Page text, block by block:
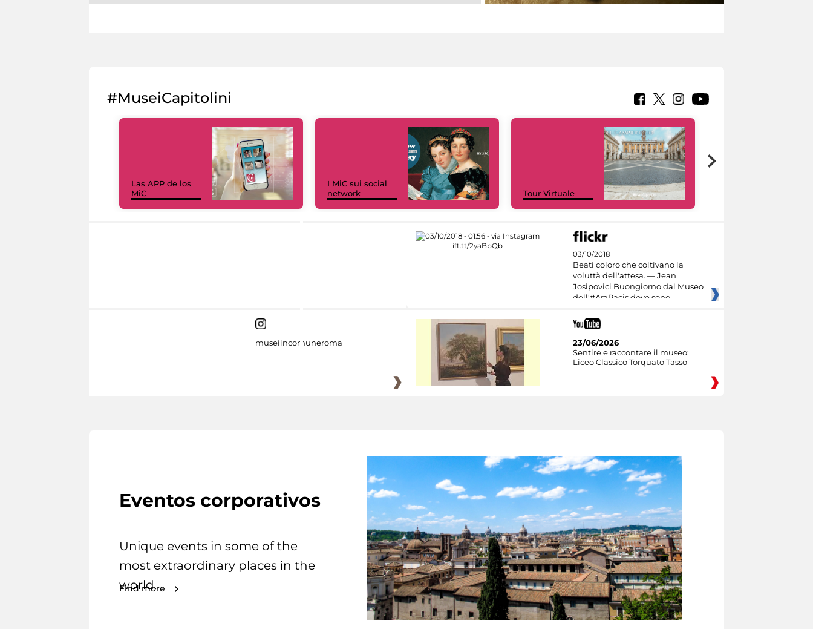
#MuseiCapitolini
Las APP de los
MiC
I MiC sui social
network
Tour Virtuale
03/10/2018
Beati coloro che coltivano la
voluttà dell'attesa. — Jean
Josipovici Buongiorno dal Museo
dell'#AraPacis dove sono
museiincomuneroma
23/06/2026
Sentire e raccontare il museo:
Liceo Classico Torquato Tasso
Eventos corporativos
Unique events in some of the
most extraordinary places in the
world.
Find more